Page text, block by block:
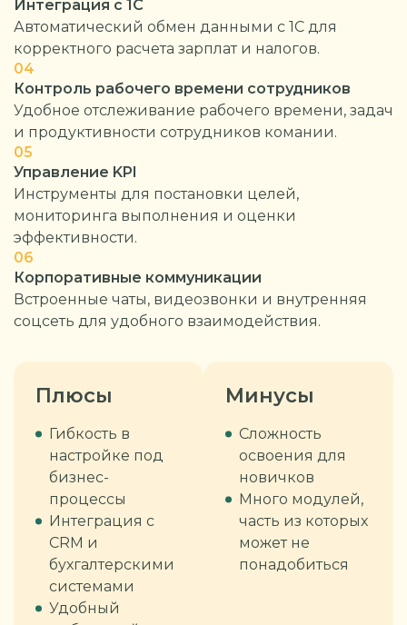
Интеграция с 1С
Автоматический обмен данными с 1С для
корректного расчета зарплат и налогов.
04
Контроль рабочего времени сотрудников
Удобное отслеживание рабочего времени, задач
и продуктивности сотрудников комании.
05
Управление KPI
Инструменты для постановки целей,
мониторинга выполнения и оценки
эффективности.
06
Корпоративные коммуникации
Встроенные чаты, видеозвонки и внутренняя
соцсеть для удобного взаимодействия.
Плюсы
Гибкость в
настройке под
бизнес-
процессы
Интеграция с
CRM и
бухгалтерскими
системами
Удобный
Минусы
Сложность
освоения для
новичков
Много модулей,
часть из которых
может не
понадобиться